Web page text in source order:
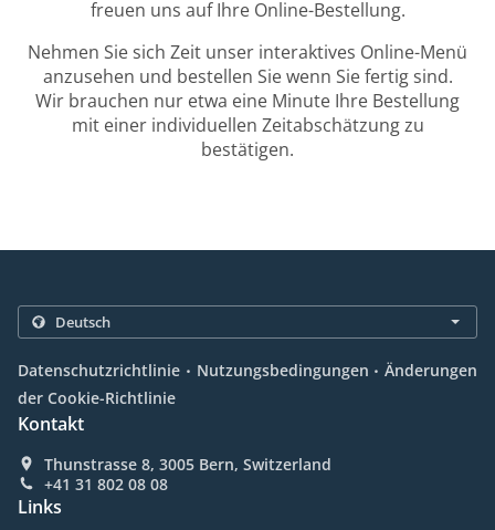
freuen uns auf Ihre Online-Bestellung.
Nehmen Sie sich Zeit unser interaktives Online-Menü
anzusehen und bestellen Sie wenn Sie fertig sind.
Wir brauchen nur etwa eine Minute Ihre Bestellung
mit einer individuellen Zeitabschätzung zu
bestätigen.
Datenschutzrichtlinie . Nutzungsbedingungen . Änderungen
der Cookie-Richtlinie
Kontakt
Thunstrasse 8, 3005 Bern, Switzerland
+41 31 802 08 08
Links